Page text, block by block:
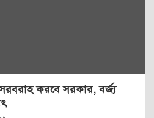
সরবরাহ করবে সরকার, বর্জ্য